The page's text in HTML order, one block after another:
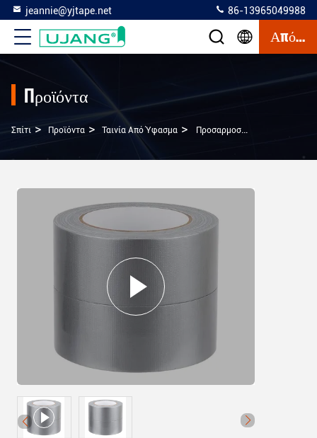
jeannie@yjtape.net 86-13965049988
Απόσπασμα
Προϊόντα
Σπίτι > Προϊόντα > Ταινία Από Ύφασμα > Προσαρμοσμένη Εκτύπωση 220U Ασημένια Εκτύπωση Βαριά Βαρύτητα Γκρι Καουτσούκ Ταινία Με Ακρυλική Κόλλα